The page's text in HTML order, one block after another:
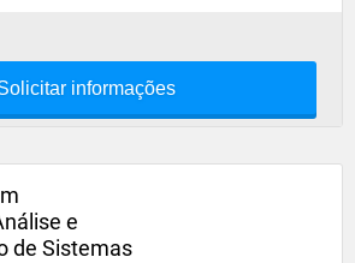
informações
e
de Sistemas